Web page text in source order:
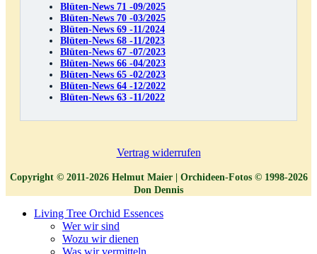
Blüten-News 71 -09/2025
Blüten-News 70 -03/2025
Blüten-News 69 -11/2024
Blüten-News 68 -11/2023
Blüten-News 67 -07/2023
Blüten-News 66 -04/2023
Blüten-News 65 -02/2023
Blüten-News 64 -12/2022
Blüten-News 63 -11/2022
Vertrag widerrufen
Copyright © 2011-2026 Helmut Maier | Orchideen-Fotos © 1998-2026
Don Dennis
Living Tree Orchid Essences
Wer wir sind
Wozu wir dienen
Was wir vermitteln